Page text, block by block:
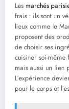
Les marchés
frais : ils sont un
lieux comme le
proposent des
de choisir ses
cuisiner soi-même
mais aussi un lien
L’expérience
pour le corps et